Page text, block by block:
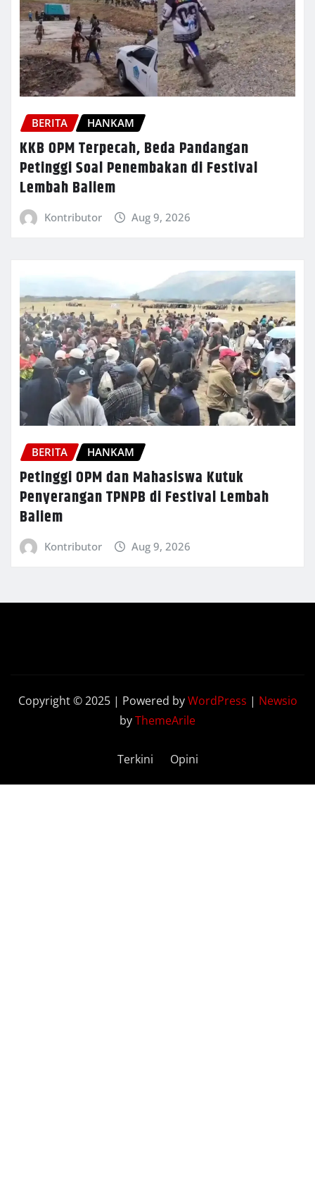
BERITA HANKAM
KKB OPM Terpecah, Beda Pandangan
Petinggi Soal Penembakan di Festival
Lembah Baliem
Kontributor Aug 9, 2026
BERITA HANKAM
Petinggi OPM dan Mahasiswa Kutuk
Penyerangan TPNPB di Festival Lembah
Baliem
Kontributor Aug 9, 2026
Copyright © 2025 | Powered byWordPress | Newsio
byThemeArile
Terkini Opini